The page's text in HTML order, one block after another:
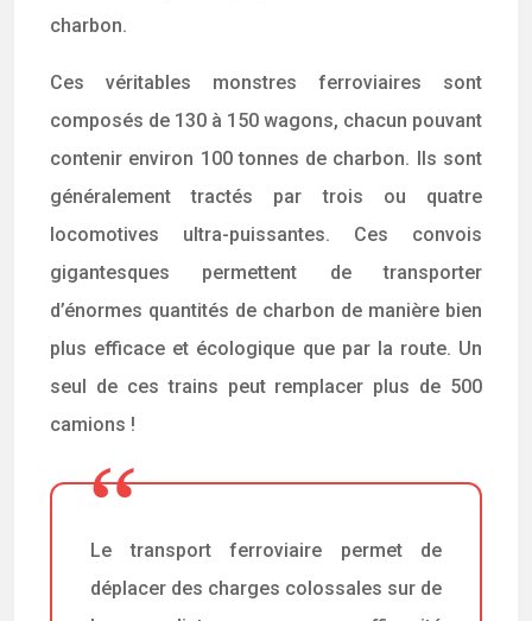
charbon.
Ces véritables monstres ferroviaires sont
composés de 130 à 150 wagons, chacun pouvant
contenir environ 100 tonnes de charbon. Ils sont
généralement tractés par trois ou quatre
locomotives ultra-puissantes. Ces convois
gigantesques permettent de transporter
d’énormes quantités de charbon de manière bien
plus efficace et écologique que par la route. Un
seul de ces trains peut remplacer plus de 500
camions !
Le transport ferroviaire permet de
déplacer des charges colossales sur de